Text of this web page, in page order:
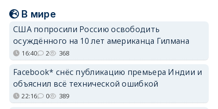
В мире
США попросили Россию освободить
осуждённого на 10 лет американца Гилмана
16:40 2 368
Facebook* снёс публикацию премьера Индии и
объяснил всё технической ошибкой
22:16 0 389